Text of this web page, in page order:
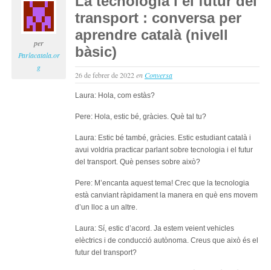
per
Parlacatala.or
g
transport : conversa per
aprendre català (nivell
bàsic)
26 de febrer de 2022enConversa
Laura: Hola, com estàs?
Pere: Hola, estic bé, gràcies. Què tal tu?
Laura: Estic bé també, gràcies. Estic estudiant català i
avui voldria practicar parlant sobre tecnologia i el futur
del transport. Què penses sobre això?
Pere: M’encanta aquest tema! Crec que la tecnologia
està canviant ràpidament la manera en què ens movem
d’un lloc a un altre.
Laura: Sí, estic d’acord. Ja estem veient vehicles
elèctrics i de conducció autònoma. Creus que això és el
futur del transport?